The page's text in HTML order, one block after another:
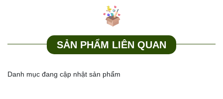
inb trực tiếp zalo trên web NVKD sẽ kiểm kho số lượng trong đơn
đặt hàng và sửa giá theo tổng đơn phù hợp gửi lại BILL hàng xuất
tới khách hàng
Để đảm bảo quyền lợi Quý khách vui lòng quay video khi bóc
thiếu thừa, lỗi do nhà sản xuất kho sẽ bảo hành đổi trả cho khách
SẢN PHẨM LIÊN QUAN
Danh mục đang cập nhật sản phẩm